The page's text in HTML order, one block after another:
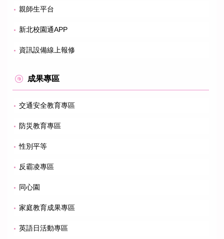
親師生平台
新北校園通APP
資訊設備線上報修
成果專區
交通安全教育專區
防災教育專區
性別平等
反霸凌專區
同心園
家庭教育成果專區
英語日活動專區